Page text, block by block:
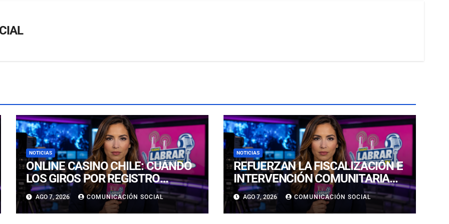
NOTICIAS
ONLINE CASINO CHILE: CUÁNDO
LOS GIROS POR REGISTRO
REALMENTE SIRVEN
AGO 7, 2026 COMUNICACIÓN SOCIAL
NOTICIAS
REFUERZAN LA FISCALIZACIÓN E
INTERVENCIÓN COMUNITARIA
CON OPERATIVO CONJUNTO EN
CALDERA
AGO 7, 2026 COMUNICACIÓN SOCIAL